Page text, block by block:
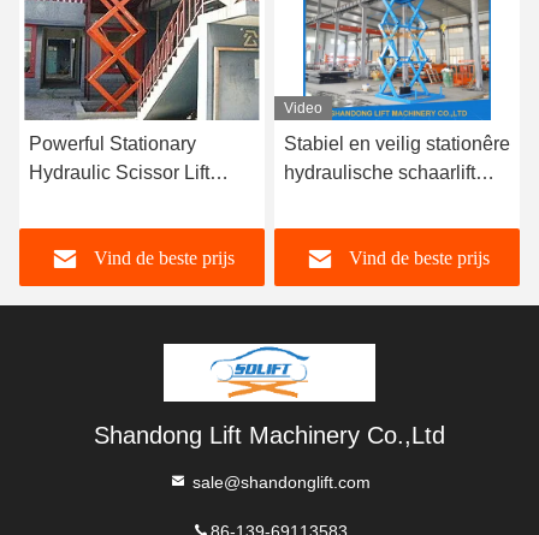
Video
Stabiel en veilig stationêre
hydraulische schaarlift
schaarlift tafel
Vind de beste prijs
Video
Aanpasbare hydraulische
schaarhef voor zware
aanpasbare
vrachtbehandelingen
Vind de beste prijs
Shandong Lift Machinery Co.,Ltd
sale@shandonglift.com